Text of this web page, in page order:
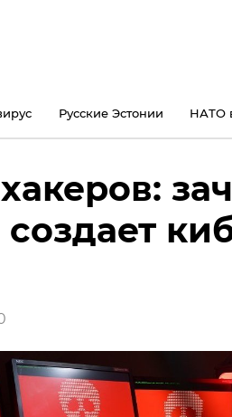
Русские Эстонии НАТО